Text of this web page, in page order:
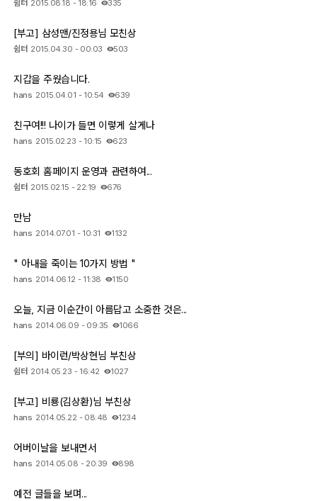
쉼터 2015.08.18 - 18:16 335
[부고] 삼성맨/진정용님 모친상
쉼터 2015.04.30 - 00:03 503
지갑을 주웠습니다.
hans 2015.04.01 - 10:54 639
친구여!!! 나이가 들면 이렇게 살게나
hans 2015.02.23 - 10:15 623
동호회 홈페이지 운영과 관련하여...
쉼터 2015.02.15 - 22:19 676
만남
hans 2014.07.01 - 10:31 1132
" 아내을 죽이는 10가지 방법 "
hans 2014.06.12 - 11:38 1150
오늘, 지금 이순간이 아름답고 소중한 것은...
hans 2014.06.09 - 09:35 1066
[부의] 바이런/박상현님 부친상
쉼터 2014.05.23 - 16:42 1027
[부고] 비룡(김상환)님 부친상
hans 2014.05.22 - 08:48 1234
어버이날을 보내면서
hans 2014.05.08 - 20:39 898
예전 글들을 보며...